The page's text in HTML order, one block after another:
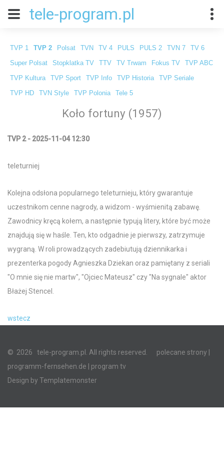
tele-program.pl
TVP 1 TVP 2 Polsat TVN TV 4 PULS PULS 2 TVN 7 TV 6
Super Polsat Stopklatka TV TTV TV Trwam Fokus TV TVP ABC
TVP Kultura TVP Sport TVP Info TVP Historia TVP Seriale
TVP HD TVN Style TVP Polonia Tele 5
Koło fortuny (1957)
TVP 2 - 2025-11-04 12:30
teleturniej
Kolejna odsłona popularnego teleturnieju, który gwarantuje
uczestnikom cenne nagrody, a widzom - wyśmienitą zabawę.
Zawodnicy kręcą kołem, a następnie typują litery, które być może
znajdują się w haśle. Ten, kto odgadnie je pierwszy, zatrzymuje
wygraną. W roli prowadzących zadebiutują dziennikarka i
prezenterka pogody Agnieszka Dziekan oraz pamiętany z seriali
"O mnie się nie martw", "Ojciec Mateusz" czy "Na sygnale" aktor
Błażej Stencel.
wstecz
© 2026 tele-program.pl. All rights reserved. polecane strony
programm-fernsehen.de | program tv
Design by Templatemonster